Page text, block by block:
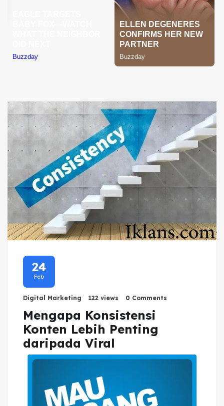
24
Feb
Digital Marketing 122 views 0 Comments
Mengapa Konsistensi
Konten Lebih Penting
daripada Viral